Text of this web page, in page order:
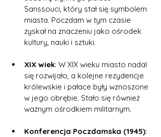
Sanssouci, który stał się symbolem
miasta. Poczdam w tym czasie
zyskał na znaczeniu jako ośrodek
kultury, nauki i sztuki.
XIX wiek: W XIX wieku miasto nadal
się rozwijało, a kolejne rezydencje
królewskie i pałace były wznoszone
w jego obrębie. Stało się również
ważnym ośrodkiem militarnym.
Konferencja Poczdamska (1945):